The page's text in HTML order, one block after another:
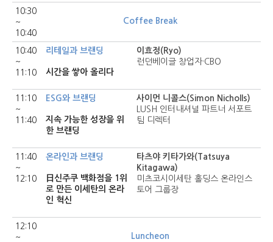
10:30
~
10:40
Coffee Break
10:40
~
11:10
리테일과 브랜딩
시간을 쌓아 올리다
이효정(Ryo)
런던베이글 창업자·CBO
11:10
~
11:40
ESG와 브랜딩
지속 가능한 성장을 위
한 브랜딩
사이먼 니콜스(Simon Nicholls)
LUSH 인터내셔널 파트너 서포트
팀 디렉터
11:40
~
12:10
온라인과 브랜딩
日신주쿠 백화점을 1위
로 만든 이세탄의 온라
인 혁신
타츠야 키타가와(Tatsuya
Kitagawa)
미츠코시이세탄 홀딩스 온라인스
토어 그룹장
12:10
~
Luncheon